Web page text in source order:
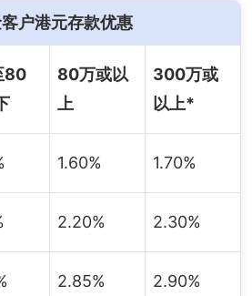
户港元存款优惠
80
80万或以
上
300万或
以上*
1.60% 1.70%
2.20% 2.30%
2.85% 2.90%